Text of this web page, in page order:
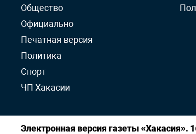
Общество
Официально
Печатная версия
Политика
Спорт
ЧП Хакасии
Электронная версия газеты «Хакасия».